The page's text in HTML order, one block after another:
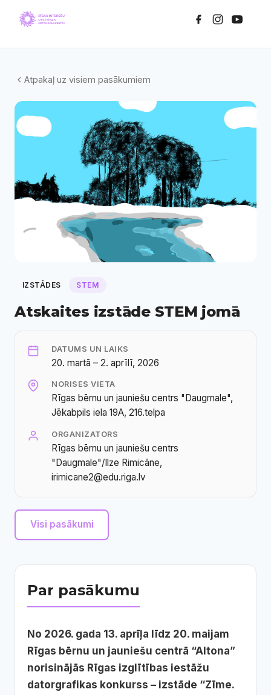
Atpakaļ uz visiem pasākumiem
IZSTĀDES STEM
Atskaites izstāde STEM jomā
DATUMS UN LAIKS
20. martā – 2. aprīlī, 2026
NORISES VIETA
Rīgas bērnu un jauniešu centrs "Daugmale",
Jēkabpils iela 19A, 216.telpa
ORGANIZATORS
Rīgas bērnu un jauniešu centrs
"Daugmale"/Ilze Rimicāne,
irimicane2@edu.riga.lv
Visi pasākumi
Par pasākumu
No 2026. gada 13. aprīļa līdz 20. maijam
Rīgas bērnu un jauniešu centrā “Altona”
norisinājās Rīgas izglītības iestāžu
datorgrafikas konkurss – izstāde “Zīme.